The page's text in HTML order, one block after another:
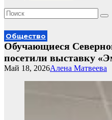
Общество
Обучающиеся
посетили выставку
Алена Матвеева
Май 18, 2026